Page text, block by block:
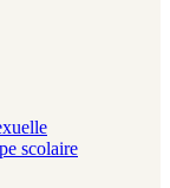
scolaire